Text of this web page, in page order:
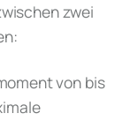
zwei
von bis